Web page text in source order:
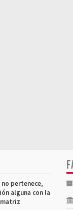
no pertenece,
alguna con la